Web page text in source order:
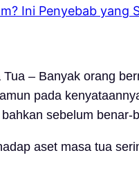
Tua – Banyak orang
pada
sebelum benar-
aset masa tua